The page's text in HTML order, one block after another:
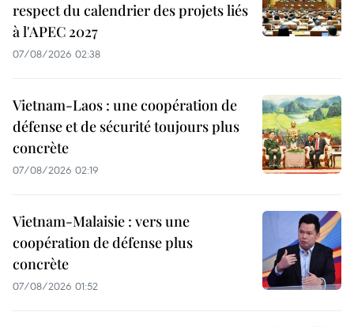
respect du calendrier des projets liés
à l'APEC 2027
07/08/2026 02:38
Vietnam-Laos : une coopération de
défense et de sécurité toujours plus
concrète
07/08/2026 02:19
Vietnam-Malaisie : vers une
coopération de défense plus
concrète
07/08/2026 01:52